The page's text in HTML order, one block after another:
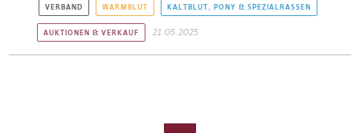
VERBAND WARMBLUT KALTBLUT, PONY & SPEZIALRASSEN
AUKTIONEN & VERKAUF 21.05.2025